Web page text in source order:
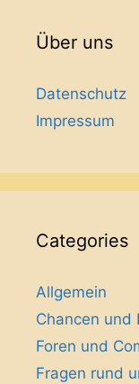
Über uns
Datenschutz
Impressum
Categories
Allgemein
Chancen und
Foren und
Fragen rund